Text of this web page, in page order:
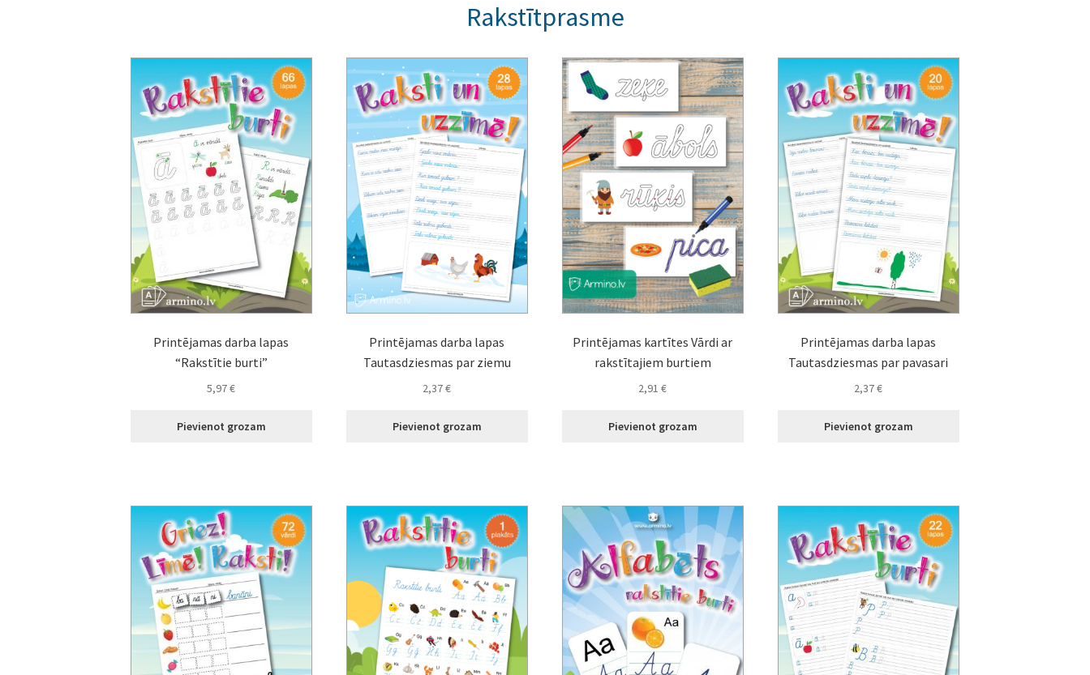
Rakstītprasme
Printējamas darba lapas
“Rakstītie burti”
5,97€
Pievienot grozam
Printējamas darba lapas
Tautasdziesmas par ziemu
2,37€
Pievienot grozam
Printējamas kartītes Vārdi ar
rakstītajiem burtiem
2,91€
Pievienot grozam
Printējamas darba lapas
Tautasdziesmas par pavasari
2,37€
Pievienot grozam